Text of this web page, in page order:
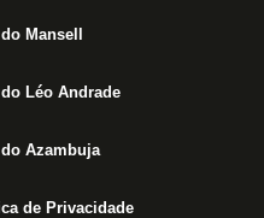
Mansell
Léo Andrade
Azambuja
de Privacidade
em Brasília: ‘Se
considera